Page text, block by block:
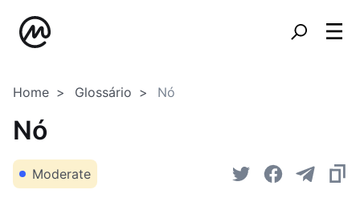
Home Glossário Nó
Nó
Moderate